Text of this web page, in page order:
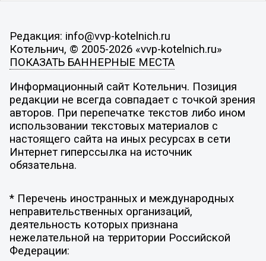
Редакция: info@vvp-kotelnich.ru
Котельнич, © 2005-2026 «vvp-kotelnich.ru»
ПОКАЗАТЬ БАННЕРНЫЕ МЕСТА
Информационный сайт Котельнич. Позиция
редакции не всегда совпадает с точкой зрения
авторов. При перепечатке текстов либо ином
использовании текстовых материалов с
настоящего сайта на иных ресурсах в сети
Интернет гиперссылка на источник
обязательна.
* Перечень иностранных и международных
неправительственных организаций,
деятельность которых признана
нежелательной на территории Российской
Федерации: